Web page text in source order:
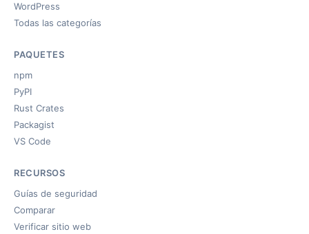
WordPress
Todas las categorías
PAQUETES
npm
PyPI
Rust Crates
Packagist
VS Code
RECURSOS
Guías de seguridad
Comparar
Verificar sitio web